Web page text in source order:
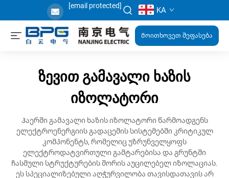
[email protected] KA
Მოითხოვეთ შეფასება
ზევით გამავალი ხაზის
იზოლატორი
Ჰაერში გამავალი ხაზის იზოლატორი წარმოადგენს
ელექტროენერგიის გადაცემის სისტემებში კრიტიკულ
კომპონენტს, რომელიც უზრუნველყოფს
ელექტროდატვირთული გამტარებისა და გრუნტში
ჩასმული სტრუქტურების შორის აუცილებელ იზოლაციას.
ეს სპეციალიზებული აღჭურვილობა თავისდათავის არ